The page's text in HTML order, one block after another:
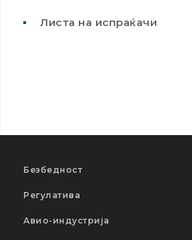
Листа на испраќачи
Безбедност
Регулатива
Авио-индустрија